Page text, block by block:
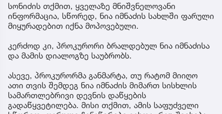
სონიძის თქმით, ყველაზე მნიშვნელოვანი
ინფორმაცია, სწორედ, ნია იმნაძის სახლში ფარული
მიყურადებით იქნა მოპოვებული.
კერძოდ კი, პროკურორი ბრალდებულ ნია იმნაძისა
და მამის დიალოგზე საუბრობს.
ასევე, პროკურორმა განმარტა, თუ რატომ მიიღო
ათი თვის შემდეგ ნია იმნაძის მიმართ სისხლის
სამართლებრივი დევნის დაწყების
გადაწყვეტილება. მისი თქმით, ამის საფუძველი